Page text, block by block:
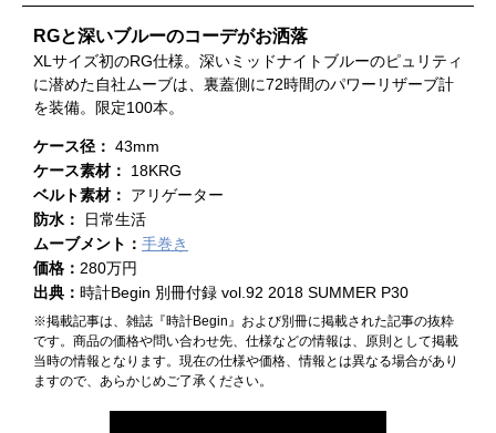
RGと深いブルーのコーデがお洒落
XLサイズ初のRG仕様。深いミッドナイトブルーのピュリティ
に潜めた自社ムーブは、裏蓋側に72時間のパワーリザーブ計
を装備。限定100本。
ケース径： 43mm
ケース素材： 18KRG
ベルト素材： アリゲーター
防水：
日常生活
ムーブメント： 手巻き
価格： 280万円
出典： 時計Begin 別冊付録 vol.92 2018 SUMMER P30
※掲載記事は、雑誌『時計Begin』および別冊に掲載された記事の抜粋
です。商品の価格や問い合わせ先、仕様などの情報は、原則として掲載
当時の情報となります。現在の仕様や価格、情報とは異なる場合があり
ますので、あらかじめご了承ください。